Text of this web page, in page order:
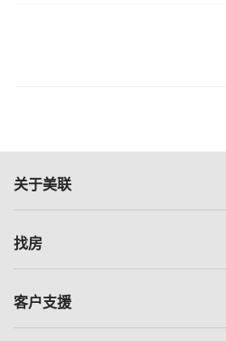
关于美联
美联集团
人才招募
找房
一手新房
客户支援